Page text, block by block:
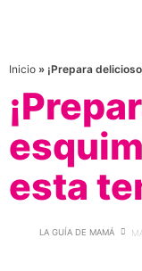
Inicio » ¡Prepara
esta
LA GUÍA DE MAMÁ